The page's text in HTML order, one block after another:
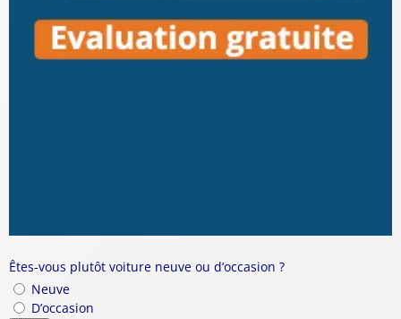
Êtes-vous plutôt voiture neuve ou d’occasion ?
Neuve
D’occasion